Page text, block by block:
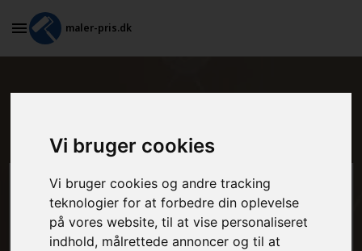
Vi bruger cookies
Vi bruger cookies og andre tracking
teknologier for at forbedre din oplevelse
på vores website, til at vise personaliseret
indhold, målrettede annoncer og til at
maler-pris.dk
Haderslev?
Beregn prisen her
MALEROPGAVER - INDVENDIGT: